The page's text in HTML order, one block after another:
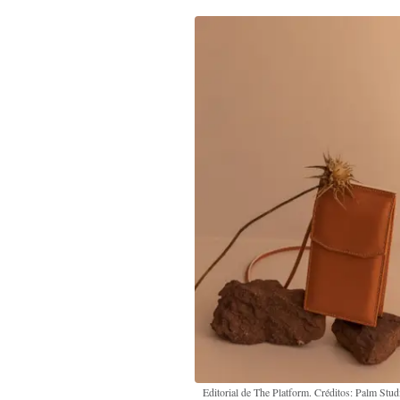
Editorial de The Platform. Créditos: Palm